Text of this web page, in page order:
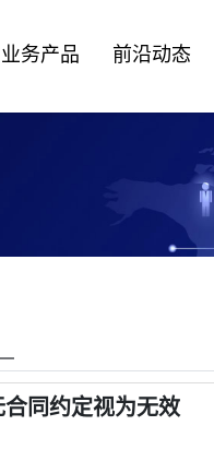
业务产品 前沿动态
同约定视为无效